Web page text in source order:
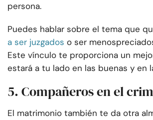
persona.
Puedes hablar sobre el tema que
a ser juzgados o ser
Este vínculo te proporciona un
estará a tu lado en las buenas y en
5. Compañeros en el
El matrimonio también te da otra